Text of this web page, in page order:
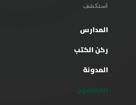
استكشف
المدارس
ركن الكتب
المدونة
المعلمون